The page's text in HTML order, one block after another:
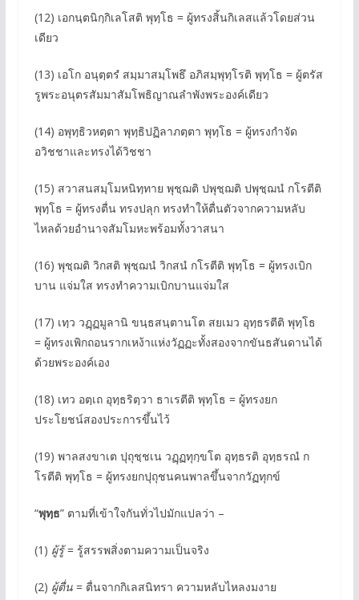
(12) เอกนฺตนิกฺกิเลโสติ พุทฺโธ = ผู้ทรงสิ้นกิเลสแล้วโดยส่วน
เดียว
(13) เอโก อนุตฺตรํ สมฺมาสมฺโพธึ อภิสมฺพุทฺโรติ พุทฺโธ = ผู้ตรัส
รูพระอนุตรสัมมาสัมโพธิญาณลำพังพระองค์เดียว
(14) อพุทฺธิวหตฺตา พุทฺธิปฏิลาภตฺตา พุทฺโธ = ผู้ทรงกำจัด
อวิชชาและทรงได้วิชชา
(15) สวาสนสมฺโมหนิทฺทาย พุชฺฌติ ปพุชฺฌติ ปพุชฺฌนํ กโรตีติ
พุทฺโธ = ผู้ทรงตื่น ทรงปลุก ทรงทำให้ตื่นตัวจากความหลับ
ไหลด้วยอำนาจสัมโมหะพร้อมทั้งวาสนา
(16) พุชฺฌติ วิกสติ พุชฺฌนํ วิกสนํ กโรตีติ พุทฺโธ = ผู้ทรงเบิก
บาน แจ่มใส ทรงทำความเบิกบานแจ่มใส
(17) เทฺว วฏฺฏมูลานิ ขนฺธสนฺตานโต สยเมว อุทฺธรตีติ พุทฺโธ
= ผู้ทรงเพิกถอนรากเหง้าแห่งวัฏฏะทั้งสองจากขันธสันดานได้
ด้วยพระองค์เอง
(18) เทว อตฺเถ อุทฺธริตฺวา ธาเรตีติ พุทฺโธ = ผู้ทรงยก
ประโยชน์สองประการขึ้นไว้
(19) พาลสงขาเต ปุถุชฺชเน วฏฺฏทุกฺขโต อุทฺธรติ อุทฺธรณํ ก
โรตีติ พุทฺโธ = ผู้ทรงยกปุถุชนคนพาลขึ้นจากวัฏทุกข์
“พุทฺธ” ตามที่เข้าใจกันทั่วไปมักแปลว่า –
(1) ผู้รู้= รู้สรรพสิ่งตามความเป็นจริง
(2) ผู้ตื่น= ตื่นจากกิเลสนิทรา ความหลับไหลงมงาย